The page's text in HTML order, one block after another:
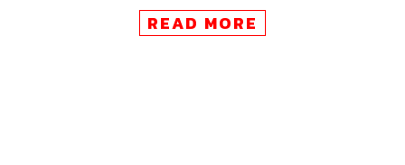
เตอร์ที่เต็มไปด้วยพลังชีวิต ชนิดที่แพคอีจินยังยอมรับว่าอยาก
จะกล้าหาญให้ได้อย่างนั้นบ้างREAD MORE